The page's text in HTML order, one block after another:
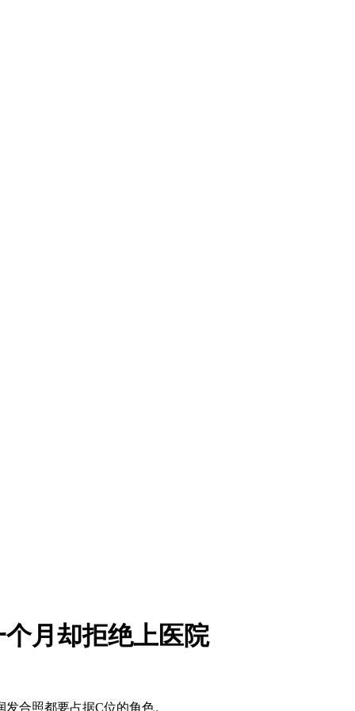
月却拒绝上医院
合照都要占据C位的角色。